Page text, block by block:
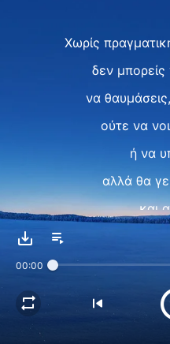
Χωρίς
δεν
να
ούτε να
ή να
αλλά θα
και
Χωρίς
δεν
00:00